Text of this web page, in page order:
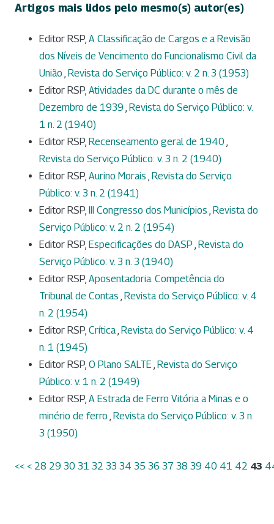
Artigos mais lidos pelo mesmo(s) autor(es)
Editor RSP, A Classificação de Cargos e a Revisão
dos Níveis de Vencimento do Funcionalismo Civil da
União , Revista do Serviço Público: v. 2 n. 3 (1953)
Editor RSP, Atividades da DC durante o mês de
Dezembro de 1939 , Revista do Serviço Público: v.
1 n. 2 (1940)
Editor RSP, Recenseamento geral de 1940 ,
Revista do Serviço Público: v. 3 n. 2 (1940)
Editor RSP, Aurino Morais , Revista do Serviço
Público: v. 3 n. 2 (1941)
Editor RSP,
III Congresso dos Municípios , Revista do
Serviço Público: v. 2 n. 2 (1954)
Editor RSP, Especificações do DASP , Revista do
Serviço Público: v. 3 n. 3 (1940)
Editor RSP, Aposentadoria. Competência do
Tribunal de Contas , Revista do Serviço Público: v. 4
n. 2 (1954)
Editor RSP, Crítica, Revista do Serviço Público: v. 4
n. 1 (1945)
Editor RSP, O Plano SALTE , Revista do Serviço
Público: v. 1 n. 2 (1949)
Editor RSP, A Estrada de Ferro Vitória a Minas e o
minério de ferro , Revista do Serviço Público: v. 3 n.
3 (1950)
<< < 28 29 30 31 32 33 34 35 36 37 38 39 40 41 42 43